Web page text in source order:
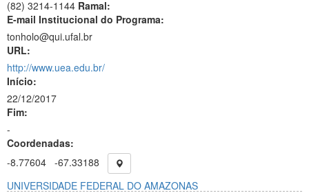
(82) 3214-1144 Ramal:
E-mail Institucional do Programa:
tonholo@qui.ufal.br
URL:
http://www.uea.edu.br/
Início:
22/12/2017
Fim:
-
Coordenadas:
-8.77604 -67.33188
UNIVERSIDADE FEDERAL DO AMAZONAS